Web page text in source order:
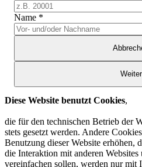
Name *
Weiter
Diese Website benutzt Cookies,
die für den technischen Betrieb der
stets gesetzt werden. Andere
Benutzung dieser Website erhöhen,
die Interaktion mit anderen
vereinfachen sollen, werden nur mit